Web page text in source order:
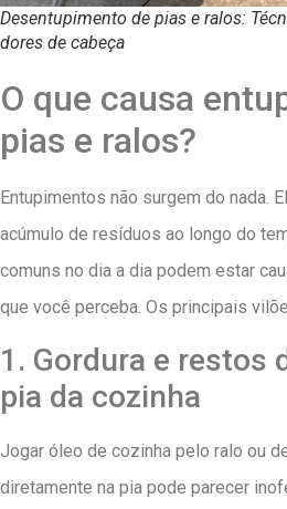
Desentupimento de pias e ralos:
dores de cabeça
O que causa
pias e ralos?
Entupimentos não surgem do nada.
acúmulo de resíduos ao longo do
comuns no dia a dia podem estar
que você perceba. Os principais
1. Gordura e restos
pia da cozinha
Jogar óleo de cozinha pelo ralo ou
diretamente na pia pode parecer